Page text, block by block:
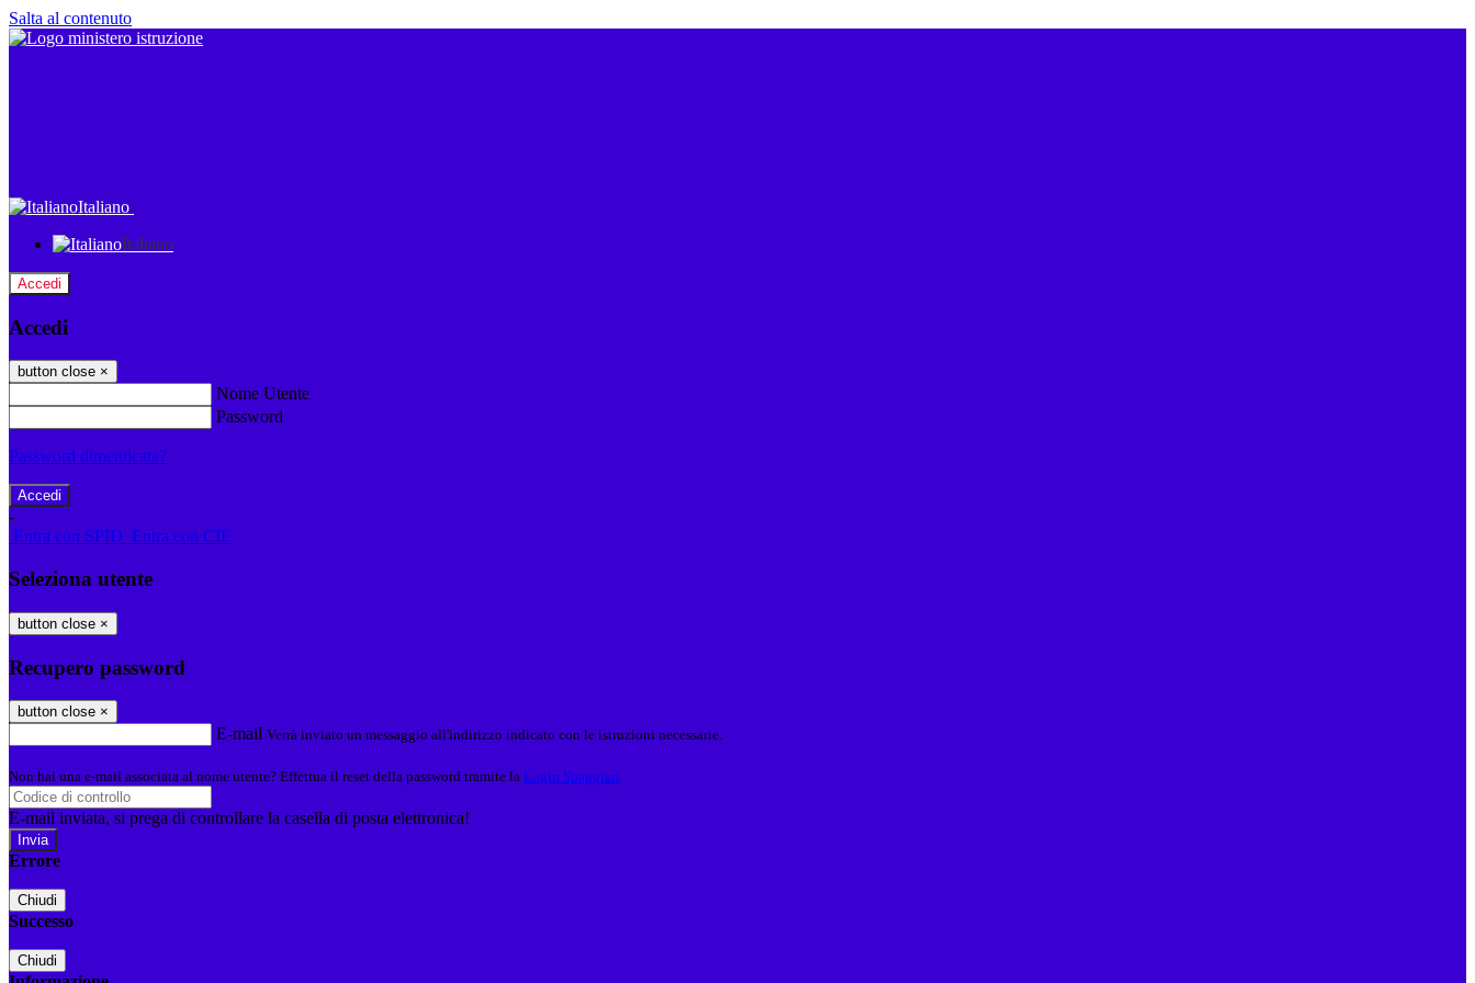
Salta al contenuto
Italiano
Italiano
Accedi
Accedi
button close ×
Nome Utente
Password
Password dimenticata?
-
Entra con SPID Entra con CIE
Seleziona utente
button close ×
Recupero password
button close ×
E-mail Verrà inviato un messaggio all'indirizzo indicato con le istruzioni necessarie.
Non hai una e-mail associata al nome utente? Effettua il reset della password tramite la Login Spaggiari
E-mail inviata, si prega di controllare la casella di posta elettronica!
Errore
Chiudi
Successo
Chiudi